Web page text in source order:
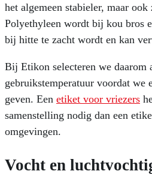
het algemeen stabieler, maar
Polyethyleen wordt bij kou bros
bij hitte te zacht wordt en kan
Bij Etikon selecteren we daarom
gebruikstemperatuur voordat we
geven. Een etiket voor vriezers
samenstelling nodig dan een
omgevingen.
Vocht en